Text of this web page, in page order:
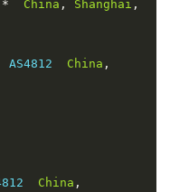
* China , Shanghai ,
AS4812 China ,
China ,